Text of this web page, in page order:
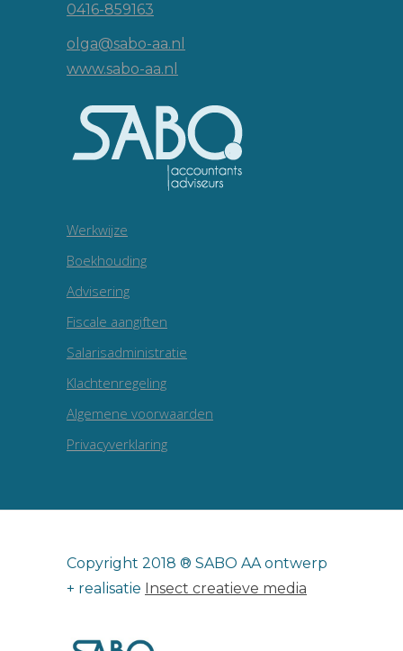
0416-859163
olga@sabo-aa.nl
www.sabo-aa.nl
Werkwijze
Boekhouding
Advisering
Fiscale aangiften
Salarisadministratie
Klachtenregeling
Algemene voorwaarden
Privacyverklaring
Copyright 2018 ® SABO AA ontwerp
+ realisatie Insect creatieve media